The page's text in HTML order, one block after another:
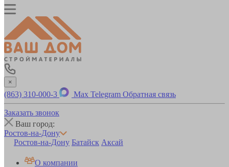
×
(863) 310-000-3 Max Telegram Обратная связь
Заказать звонок
Ваш город:
Ростов-на-Дону
Ростов-на-Дону Батайск Аксай
О компании